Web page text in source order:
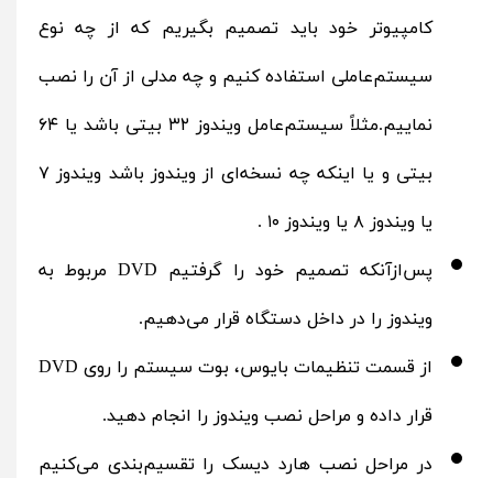
کامپیوتر خود باید تصمیم بگیریم که از چه نوع
سیستم‌عاملی استفاده کنیم و چه مدلی از آن را نصب
نماییم.مثلاً سیستم‌عامل ویندوز ۳۲ بیتی باشد یا ۶۴
بیتی و یا اینکه چه نسخه‌ای از ویندوز باشد ویندوز ۷
یا ویندوز ۸ یا ویندوز ۱۰ .
پس‌ازآنکه تصمیم خود را گرفتیم DVD مربوط به
ویندوز را در داخل دستگاه قرار می‌دهیم.
از قسمت تنظیمات بایوس، بوت سیستم را روی DVD
قرار داده و مراحل نصب ویندوز را انجام دهید.
در مراحل نصب هارد دیسک را تقسیم‌بندی می‌کنیم